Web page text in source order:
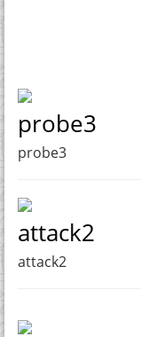
probe3
probe3
attack2
attack2